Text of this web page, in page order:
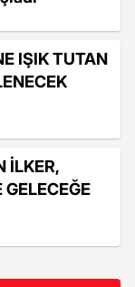
IŞIK TUTAN
İLKER,